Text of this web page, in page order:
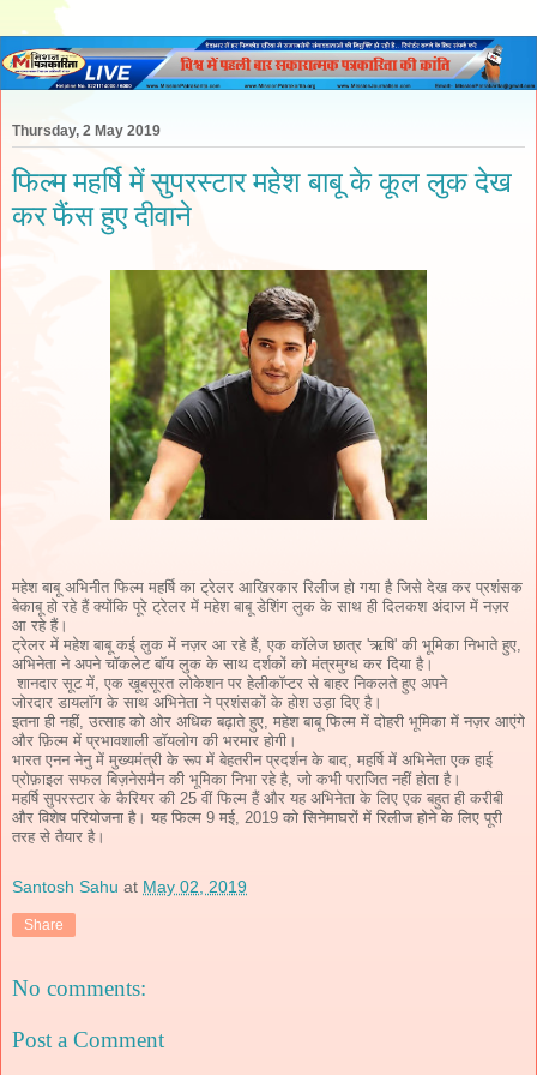
Thursday, 2 May 2019
फिल्म महर्षि में सुपरस्टार महेश बाबू के कूल लुक देख
कर फैंस हुए दीवाने
महेश बाबू अभिनीत फिल्म महर्षि का ट्रेलर आखिरकार रिलीज हो गया है जिसे देख कर प्रशंसक
बेकाबू हो रहे हैं क्योंकि पूरे ट्रेलर में महेश बाबू डेशिंग लुक के साथ ही दिलकश अंदाज में नज़र
आ रहे हैं।
ट्रेलर में महेश बाबू कई लुक में नज़र आ रहे हैं, एक कॉलेज छात्र 'ऋषि' की भूमिका निभाते हुए,
अभिनेता ने अपने चॉकलेट बॉय लुक के साथ दर्शकों को मंत्रमुग्ध कर दिया है।
शानदार सूट में, एक खूबसूरत लोकेशन पर हेलीकॉप्टर से बाहर निकलते हुए अपने
जोरदार डायलॉग के साथ अभिनेता ने प्रशंसकों के होश उड़ा दिए है।
इतना ही नहीं, उत्साह को ओर अधिक बढ़ाते हुए, महेश बाबू फिल्म में दोहरी भूमिका में नज़र आएंगे
और फ़िल्म में प्रभावशाली डॉयलोग की भरमार होगी।
भारत एनन नेनु में मुख्यमंत्री के रूप में बेहतरीन प्रदर्शन के बाद, महर्षि में अभिनेता एक हाई
प्रोफ़ाइल सफल बिज़नेसमैन की भूमिका निभा रहे है, जो कभी पराजित नहीं होता है।
महर्षि सुपरस्टार के कैरियर की 25 वीं फिल्म हैं और यह अभिनेता के लिए एक बहुत ही करीबी
और विशेष परियोजना है। यह फिल्म 9 मई, 2019 को सिनेमाघरों में रिलीज होने के लिए पूरी
तरह से तैयार है।
Santosh Sahu at May 02, 2019
Share
No comments:
Post a Comment